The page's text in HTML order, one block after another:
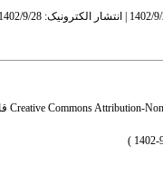
Creative Commons Attribution-